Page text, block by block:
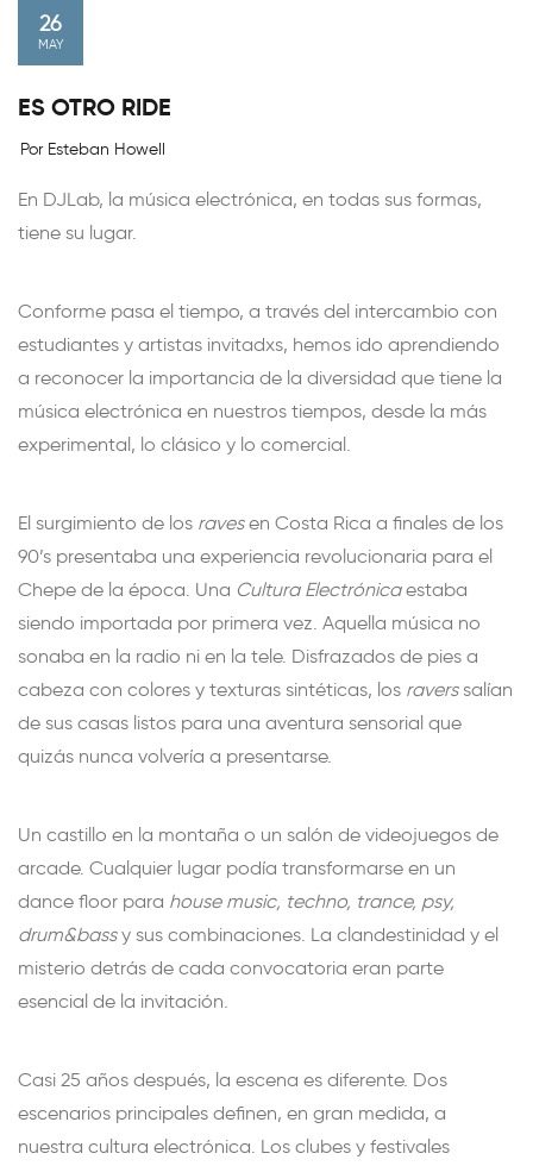
26
MAY
ES OTRO RIDE
Por Esteban Howell
En DJLab, la música electrónica, en todas sus formas,
tiene su lugar.
Conforme pasa el tiempo, a través del intercambio con
estudiantes y artistas invitadxs, hemos ido aprendiendo
a reconocer la importancia de la diversidad que tiene la
música electrónica en nuestros tiempos, desde la más
experimental, lo clásico y lo comercial.
El surgimiento de los ravesen Costa Rica a finales de los
90’s presentaba una experiencia revolucionaria para el
Chepe de la época. Una Cultura Electrónicaestaba
siendo importada por primera vez. Aquella música no
sonaba en la radio ni en la tele. Disfrazados de pies a
cabeza con colores y texturas sintéticas, los raverssalían
de sus casas listos para una aventura sensorial que
quizás nunca volvería a presentarse.
Un castillo en la montaña o un salón de videojuegos de
arcade. Cualquier lugar podía transformarse en un
dance floor para house music, techno, trance, psy,
drum&bassy sus combinaciones. La clandestinidad y el
misterio detrás de cada convocatoria eran parte
esencial de la invitación.
Casi 25 años después, la escena es diferente. Dos
escenarios principales definen, en gran medida, a
nuestra cultura electrónica. Los clubes y festivales